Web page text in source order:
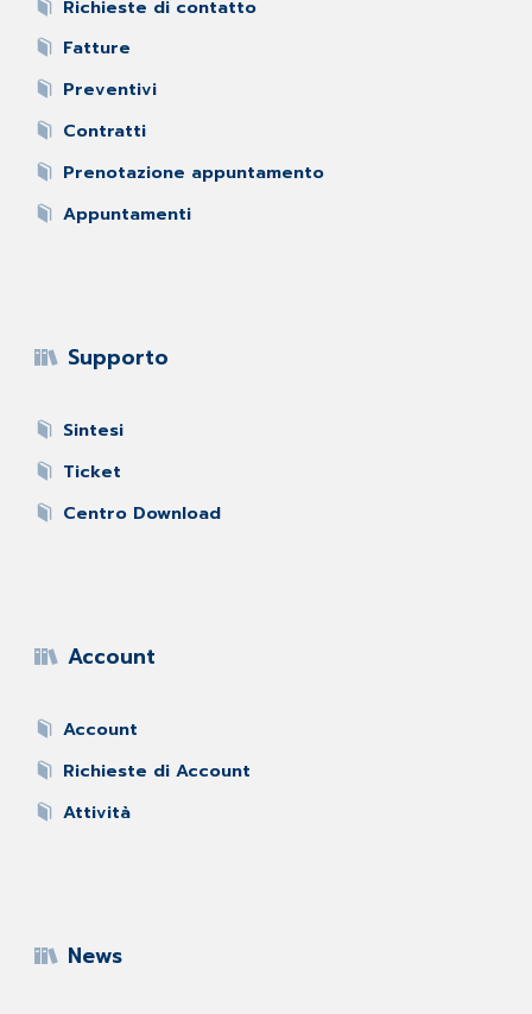
Richieste di contatto
Fatture
Preventivi
Contratti
Prenotazione appuntamento
Appuntamenti
Supporto
Sintesi
Ticket
Centro Download
Account
Account
Richieste di Account
Attività
News